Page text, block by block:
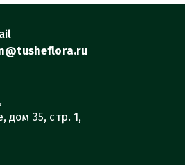
дом 35, стр. 1,